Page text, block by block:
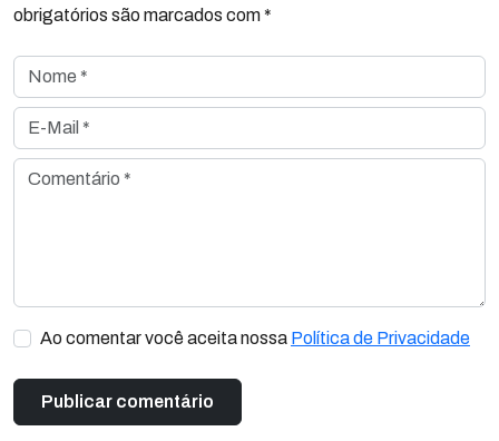
obrigatórios são marcados com *
Nome *
E-Mail *
Comentário *
Ao comentar você aceita nossa Política de Privacidade